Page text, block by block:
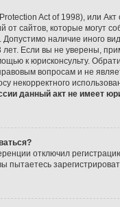
Act of 1998), или
сайтов, которые могут
Допустимо наличие иного
Если вы не уверены,
к юрисконсульту.
вопросам и не
некорректного
данный акт не имеет
отключил
пытаетесь